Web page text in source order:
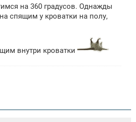
на 360 градусов. Однажды
спящим у кроватки на полу,
внутри кроватки